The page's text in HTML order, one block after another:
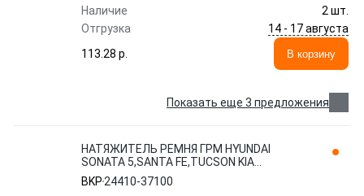
Наличие
2 шт.
Отгрузка
14 - 17 августа
113.28 p.
В корзину
Показать еще 3 предложения
НАТЯЖИТЕЛЬ РЕМНЯ ГРМ HYUNDAI
SONATA 5,SANTA FE,TUCSON KIA
MAGENTIS,SPORTAGE (2.7) BKP 24410-
37100
BKP 24410-37100